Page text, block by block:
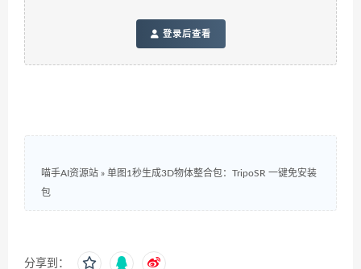
登录后查看
喵手AI资源站 » 单图1秒生成3D物体整合包：TripoSR 一键免安装
包
分享到：